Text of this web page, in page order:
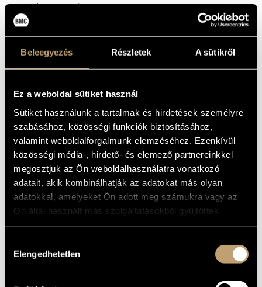
Beleegyezés Részletek A sütikről
Ez a weboldal sütiket használ
Sütiket használunk a tartalmak és hirdetések személyre
szabásához, közösségi funkciók biztosításához,
valamint weboldalforgalmunk elemzéséhez. Ezenkívül
közösségi média-, hirdető- és elemező partnereinkkel
megosztjuk az Ön weboldalhasználatra vonatkozó
adatait, akik kombinálhatják az adatokat más olyan
adatokkal, amelyeket Ön adott meg számukra vagy az
Ön által használt más szolgáltatásokból gyűjtöttek.
kiválasztása
Elengedhetetlen
Kurtág György:álmosan
Robert Schumann:
Kinderszenen – 7. Träumerei
Víkingur Ólafsson – zongora
Kurtág György: Circumdederunt
Kurtág György: Árnyak
Kurtág György:
Kurtág György:Circumdederunt
Steven Isserlis – cselló
Johann Sebastian Bach:Herzlich tut mich verlangen(korál)
Steven Isserlis – cselló
Vikingur Ólafsson – zongora
KÖZREMŰKÖDIK:
Nicolas Namoradze – zongora